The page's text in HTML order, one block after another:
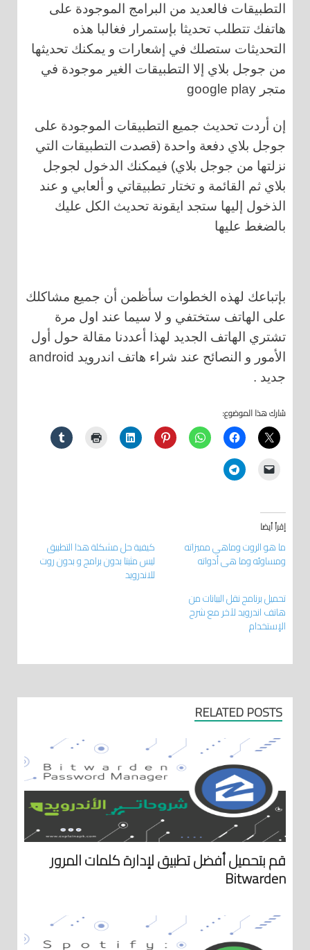
التطبيقات فالعديد من البرامج الموجودة على
هاتفك تتطلب تحديثا بإستمرار فغالبا هذه
التحديثات ستصلك في إشعارات و يمكنك تحديثها
من جوجل بلاي إلا التطبيقات الغير موجودة في
متجر google play
إن أردت تحديث جميع التطبيقات الموجودة على
جوجل بلاي دفعة واحدة (قصدت التطبيقات التي
نزلتها من جوجل بلاي) فيمكنك الدخول لجوجل
بلاي ثم القائمة و تختار تطبيقاتي و ألعابي و عند
الذخول إليها ستجد ايقونة تحديث الكل عليك
بالضغط عليها
بإتباعك لهذه الخطوات سأظمن أن جميع مشاكلك
على الهاتف ستختفي و لا سيما عند اول مرة
تشتري الهاتف الجديد لهذا أعددنا مقالة حول أول
جديد .
شارك هذا الموضوع:
إقرأ أيضا
ما هو الروت وماهي مميزاته
ومساوئه وما هي أدواته
كيفية حل مشكلة هذا التطبيق
ليس مثبتا بدون برامج و بدون روت
للاندرويد
تحميل برنامج نقل البيانات من
هاتف اندرويد لآخر مع شرح
الإستخدام
RELATED POSTS
قم بتحميل أفضل تطبيق لإدارة كلمات المرور
Bitwarden